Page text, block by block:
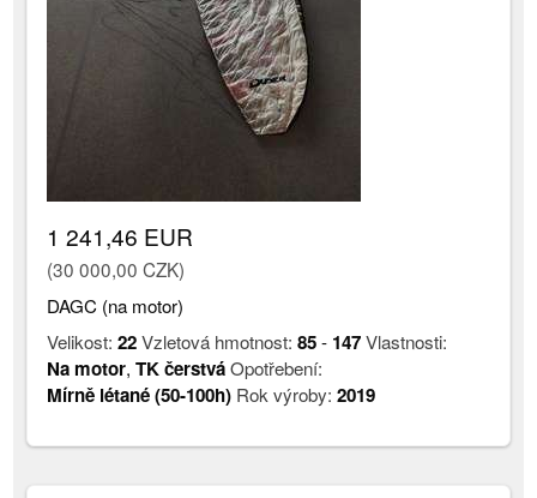
1 241,46 EUR
(30 000,00 CZK)
DAGC (na motor)
Velikost:22Vzletová hmotnost:85- 147Vlastnosti:
Na motor,TK čerstváOpotřebení:
Mírně létané (50-100h) Rok výroby:2019